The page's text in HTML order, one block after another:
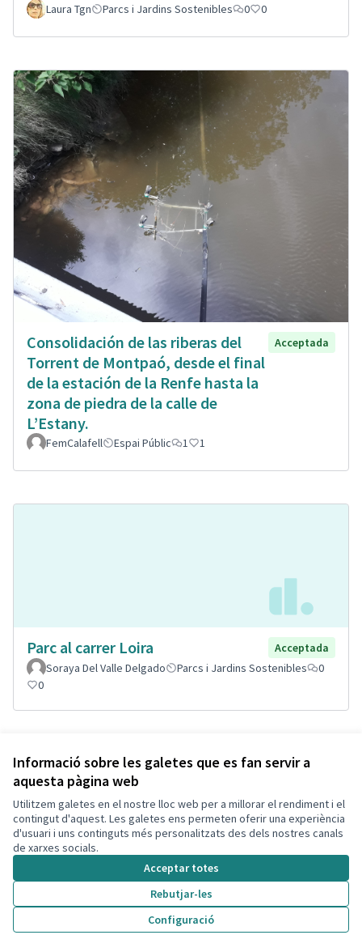
Informació sobre les galetes que es fan servir a
aquesta pàgina web
Utilitzem galetes en el nostre lloc web per a millorar el rendiment i el
contingut d'aquest. Les galetes ens permeten oferir una experiència
d'usuari i uns continguts més personalitzats des dels nostres canals
de xarxes socials.
Acceptar totes
Rebutjar-les
Configuració
Laura Tgn
Parcs i Jardins Sostenibles 0 0
Consolidación de las riberas del
Torrent de Montpaó, desde el final
de la estación de la Renfe hasta la
zona de piedra de la calle de
L’Estany.
Acceptada
FemCalafell Espai Públic 1 1
Parc al carrer Loira
Acceptada
Soraya Del Valle Delgado
Parcs i Jardins Sostenibles
0
0
Arreglo parquing provisional
enfrente policía local
Vicente Hernando Millan Aparcaments